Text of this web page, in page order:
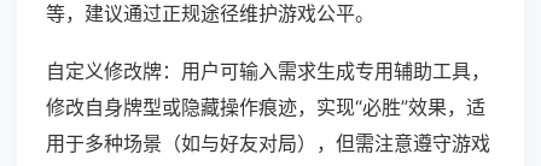
等，建议通过正规途径维护游戏公平。
自定义修改牌：用户可输入需求生成专用辅助工具，
修改自身牌型或隐藏操作痕迹，实现“必胜”效果，适
用于多种场景（如与好友对局），但需注意遵守游戏